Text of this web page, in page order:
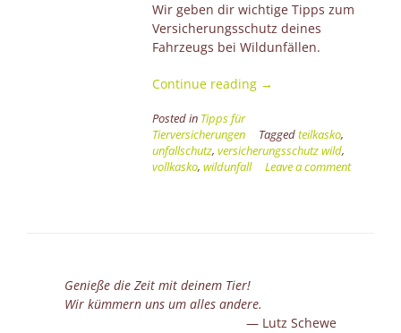
Wir geben dir wichtige Tipps zum
Versicherungsschutz deines
Fahrzeugs bei Wildunfällen.
Continue reading “Jetzt
–
Versicherungsschutz
bei
→
Posted in Tipps für
Tierversicherungen
Taggedteilkasko,
unfallschutz, versicherungsschutz wild,
vollkasko, wildunfall Leave a comment
Genieße die Zeit mit deinem Tier!
Wir kümmern uns um alles andere.
Lutz Schewe